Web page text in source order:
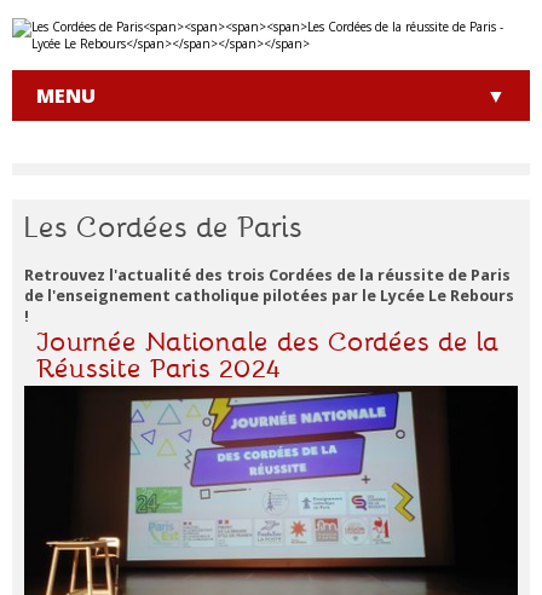
Aller
au
Outils
personnels
MENU
Les Cordées de Paris
Retrouvez l'actualité des trois Cordées de la réussite de Paris
de l'enseignement catholique pilotées par le Lycée Le Rebours
!
Journée Nationale des Cordées de la
Réussite Paris 2024